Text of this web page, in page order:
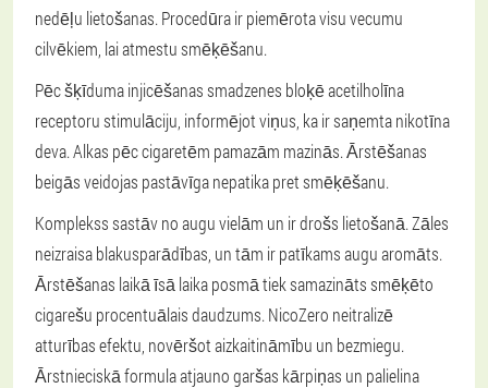
nedēļu lietošanas. Procedūra ir piemērota visu vecumu
cilvēkiem, lai atmestu smēķēšanu.
Pēc šķīduma injicēšanas smadzenes bloķē acetilholīna
receptoru stimulāciju, informējot viņus, ka ir saņemta nikotīna
deva. Alkas pēc cigaretēm pamazām mazinās. Ārstēšanas
beigās veidojas pastāvīga nepatika pret smēķēšanu.
Komplekss sastāv no augu vielām un ir drošs lietošanā. Zāles
neizraisa blakusparādības, un tām ir patīkams augu aromāts.
Ārstēšanas laikā īsā laika posmā tiek samazināts smēķēto
cigarešu procentuālais daudzums. NicoZero neitralizē
atturības efektu, novēršot aizkaitināmību un bezmiegu.
Ārstnieciskā formula atjauno garšas kārpiņas un palielina